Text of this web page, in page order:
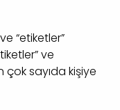
“etiketler”
ve
çok sayıda kişiye